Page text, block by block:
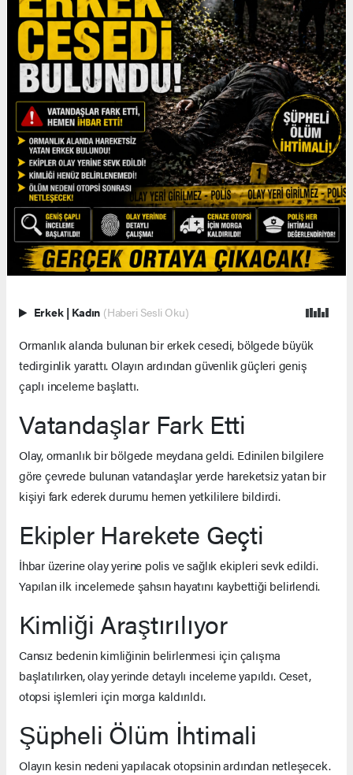
Erkek | Kadın (Haberi Sesli Oku)
Ormanlık alanda bulunan bir erkek cesedi, bölgede büyük
tedirginlik yarattı. Olayın ardından güvenlik güçleri geniş
çaplı inceleme başlattı.
Vatandaşlar Fark Etti
Olay, ormanlık bir bölgede meydana geldi. Edinilen bilgilere
göre çevrede bulunan vatandaşlar yerde hareketsiz yatan bir
kişiyi fark ederek durumu hemen yetkililere bildirdi.
Ekipler Harekete Geçti
İhbar üzerine olay yerine polis ve sağlık ekipleri sevk edildi.
Yapılan ilk incelemede şahsın hayatını kaybettiği belirlendi.
Kimliği Araştırılıyor
Cansız bedenin kimliğinin belirlenmesi için çalışma
başlatılırken, olay yerinde detaylı inceleme yapıldı. Ceset,
otopsi işlemleri için morga kaldırıldı.
Şüpheli Ölüm İhtimali
Olayın kesin nedeni yapılacak otopsinin ardından netleşecek.